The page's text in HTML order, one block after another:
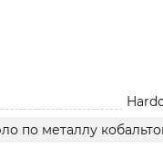
по металлу